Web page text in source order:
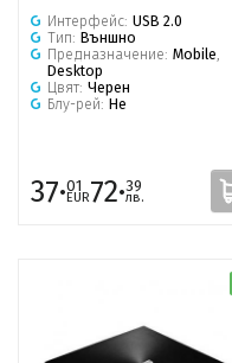
Интерфейс: USB 2.0
Тип: Външно
Предназначение: Mobile,
Desktop
Цвят: Черен
Блу-рей: Не
37·01
EUR72·39
лв.